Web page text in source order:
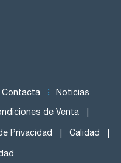
Contacta Noticias
de Venta
Privacidad Calidad